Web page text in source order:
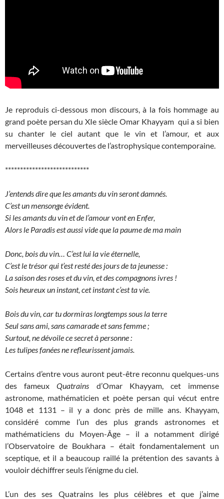
Je reproduis ci-dessous mon discours, à la fois hommage au
grand poète persan du XIe siècle Omar Khayyam qui a si bien
su chanter le ciel autant que le vin et l’amour, et aux
merveilleuses découvertes de l’astrophysique contemporaine.
****************************
J’entends dire que les amants du vin seront damnés.
C’est un mensonge évident.
Si les amants du vin et de l’amour vont en Enfer,
Alors le Paradis est aussi vide que la paume de ma main
Donc, bois du vin… C’est lui la vie éternelle,
C’est le trésor qui t’est resté des jours de ta jeunesse :
La saison des roses et du vin, et des compagnons ivres !
Sois heureux un instant, cet instant c’est ta vie.
Bois du vin, car tu dormiras longtemps sous la terre
Seul sans ami, sans camarade et sans femme ;
Surtout, ne dévoile ce secret à personne :
Les tulipes fanées ne refleurissent jamais.
Certains d’entre vous auront peut-être reconnu quelques-uns
des fameuxQuatrains d’Omar Khayyam, cet immense
astronome, mathématicien et poète persan qui vécut entre
1048 et 1131 – il y a donc près de mille ans. Khayyam,
considéré comme l’un des plus grands astronomes et
mathématiciens du Moyen-Âge – il a notamment dirigé
l’Observatoire de Boukhara – était fondamentalement un
sceptique, et il a beaucoup raillé la prétention des savants à
vouloir déchiffrer seuls l’énigme du ciel.
L’un des ses Quatrains les plus célèbres et que j’aime